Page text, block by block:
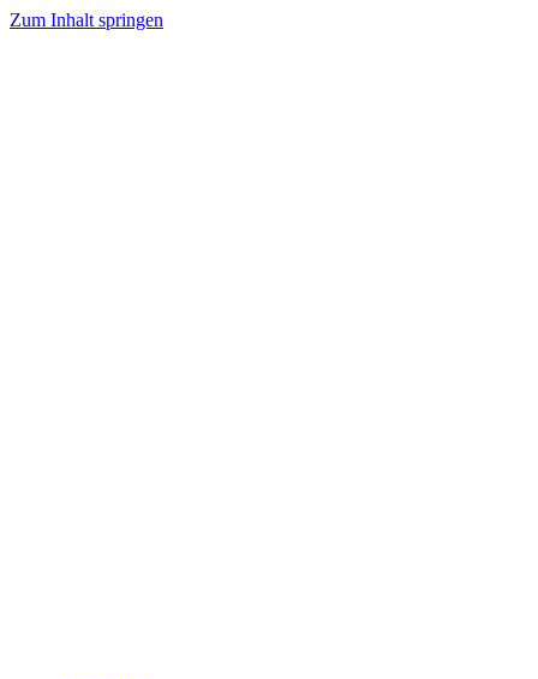
Zum Inhalt springen